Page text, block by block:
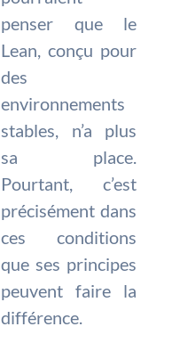
penser que le
Lean, conçu pour
des
environnements
stables, n’a plus
sa place.
Pourtant, c’est
précisément dans
ces conditions
que ses principes
peuvent faire la
différence.